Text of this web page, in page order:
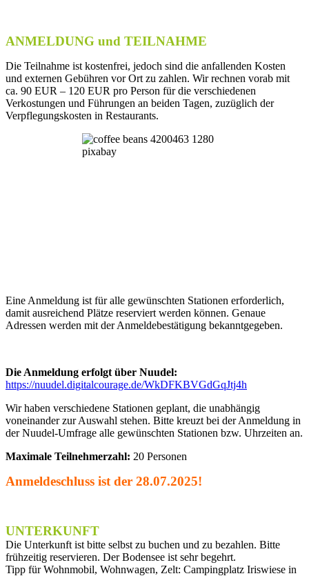
ANMELDUNG und TEILNAHME
Die Teilnahme ist kostenfrei, jedoch sind die anfallenden Kosten
und externen Gebühren vor Ort zu zahlen. Wir rechnen vorab mit
ca. 90 EUR – 120 EUR pro Person für die verschiedenen
Verkostungen und Führungen an beiden Tagen, zuzüglich der
Verpflegungskosten in Restaurants.
Eine Anmeldung ist für alle gewünschten Stationen erforderlich,
damit ausreichend Plätze reserviert werden können. Genaue
Adressen werden mit der Anmeldebestätigung bekanntgegeben.
Die Anmeldung erfolgt über Nuudel:
https://nuudel.digitalcourage.de/WkDFKBVGdGqJtj4h
Wir haben verschiedene Stationen geplant, die unabhängig
voneinander zur Auswahl stehen. Bitte kreuzt bei der Anmeldung in
der Nuudel-Umfrage alle gewünschten Stationen bzw. Uhrzeiten an.
Maximale Teilnehmerzahl: 20 Personen
Anmeldeschluss ist der 28.07.2025!
UNTERKUNFT
Die Unterkunft ist bitte selbst zu buchen und zu bezahlen. Bitte
frühzeitig reservieren. Der Bodensee ist sehr begehrt.
Tipp für Wohnmobil, Wohnwagen, Zelt: Campingplatz Iriswiese in